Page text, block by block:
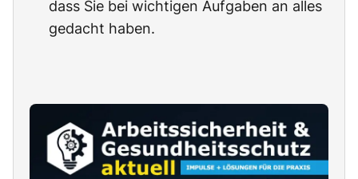
dass Sie bei wichtigen Aufgaben an alles
gedacht haben.